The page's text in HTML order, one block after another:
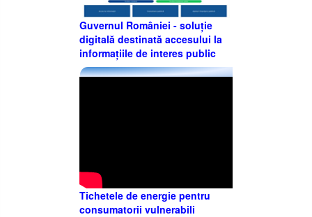
Guvernul României - soluție
digitală destinată accesului la
informațiile de interes public
Tichetele de energie pentru
consumatorii vulnerabili